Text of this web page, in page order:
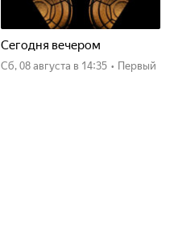
Сегодня вечером
сб, 08 августа в 14:35 • Первый